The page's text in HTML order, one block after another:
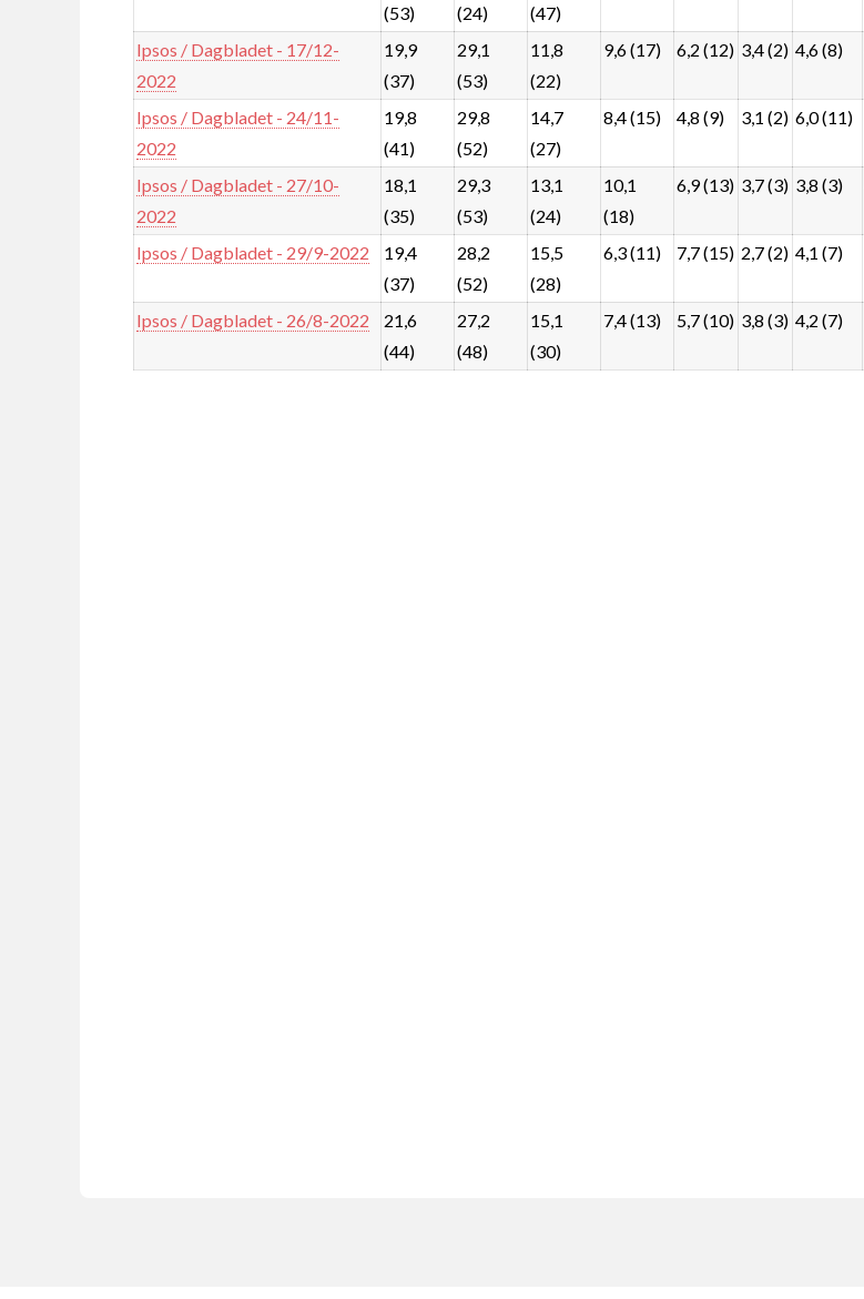
(53)
(24)
(47)
Ipsos / Dagbladet - 17/12-
2022
19,9
(37)
29,1
(53)
11,8
(22)
9,6 (17) 6,2 (12) 3,4 (2) 4,6 (8)
Ipsos / Dagbladet - 24/11-
2022
19,8
(41)
29,8
(52)
14,7
(27)
8,4 (15) 4,8 (9) 3,1 (2) 6,0 (11)
Ipsos / Dagbladet - 27/10-
2022
18,1
(35)
29,3
(53)
13,1
(24)
10,1
(18)
6,9 (13) 3,7 (3) 3,8 (3)
Ipsos / Dagbladet - 29/9-2022
19,4
(37)
28,2
(52)
15,5
(28)
6,3 (11) 7,7 (15) 2,7 (2) 4,1 (7)
Ipsos / Dagbladet - 26/8-2022
21,6
(44)
27,2
(48)
15,1
(30)
7,4 (13) 5,7 (10) 3,8 (3) 4,2 (7)